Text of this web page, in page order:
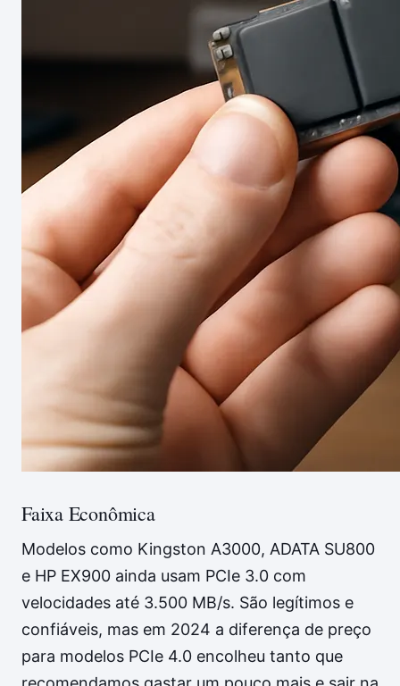
Faixa Econômica
Modelos como Kingston A3000, ADATA SU800
e HP EX900 ainda usam PCIe 3.0 com
velocidades até 3.500 MB/s. São legítimos e
confiáveis, mas em 2024 a diferença de preço
para modelos PCIe 4.0 encolheu tanto que